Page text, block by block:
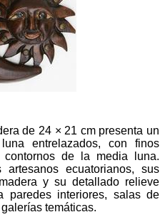
de 24 × 21 cm presenta un
entrelazados, con finos
de la media luna.
ecuatorianos, sus
y su detallado relieve
paredes interiores, salas de
temáticas.